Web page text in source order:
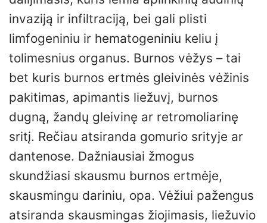
invaziją ir infiltraciją, bei gali plisti
limfogeniniu ir hematogeniniu keliu į
tolimesnius organus. Burnos vėžys – tai
bet kuris burnos ertmės gleivinės vėžinis
pakitimas, apimantis liežuvį, burnos
dugną, žandų gleivinę ar retromoliarinę
sritį. Rečiau atsiranda gomurio srityje ar
dantenose. Dažniausiai žmogus
skundžiasi skausmu burnos ertmėje,
skausmingu dariniu, opa. Vėžiui pažengus
atsiranda skausmingas žiojimasis, liežuvio